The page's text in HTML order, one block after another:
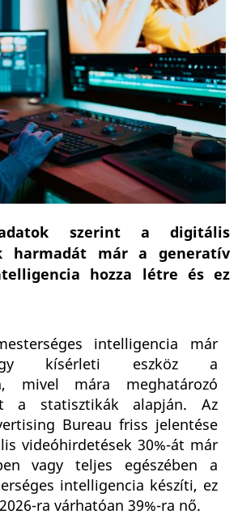
szerint a digitális
harmadát már a generatív
hozza létre és ez
intelligencia már
kísérleti eszköz a
mivel mára meghatározó
a statisztikák alapján. Az
Bureau friss jelentése
videóhirdetések 30%-át már
vagy teljes egészében a
intelligencia készíti, ez
ra várhatóan 39%-ra nő.